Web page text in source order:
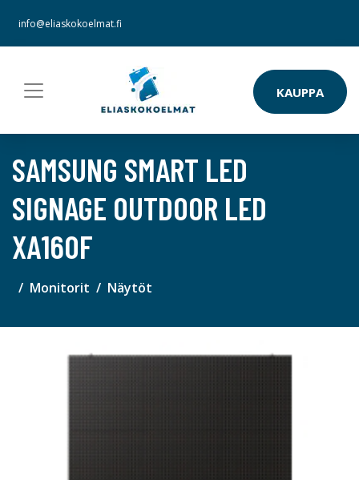
info@eliaskokoelmat.fi
KAUPPA
SAMSUNG SMART LED
SIGNAGE OUTDOOR LED
XA160F
Monitorit Näytöt